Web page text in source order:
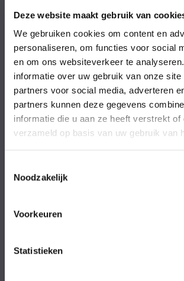
Deze website maakt gebruik van
We gebruiken cookies om content en
personaliseren, om functies voor social
en om ons websiteverkeer te
informatie over uw gebruik van onze site
partners voor social media, adverteren
partners kunnen deze gegevens
informatie die u aan ze heeft verstrekt of
verzameld op basis van uw gebruik van
Noodzakelijk
Voorkeuren
Statistieken
Zaterdag
Feestdagen
09:00-
Gesloten
Stel uw vraag
Achternaam
Eventuele
opmerkingen